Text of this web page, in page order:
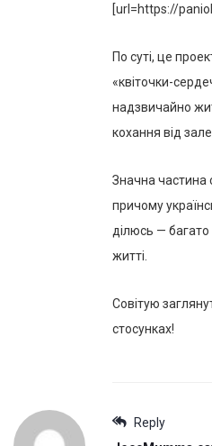
[url=https://
По суті, це
«квіточки-
надзвичайно
кохання від
Значна частина
причому
ділюсь —
житті.
Совітую
стосунках!
Reply